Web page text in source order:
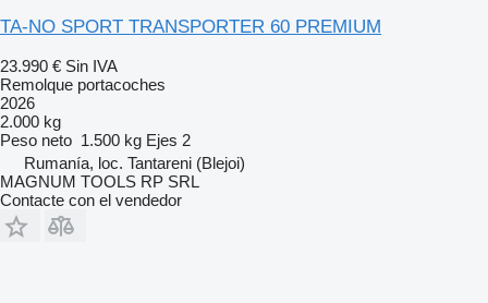
TA-NO SPORT TRANSPORTER 60 PREMIUM
23.990 € Sin IVA
Remolque portacoches
2026
2.000 kg
Peso neto 1.500 kg Ejes 2
Rumanía, loc. Tantareni (Blejoi)
MAGNUM TOOLS RP SRL
Contacte con el vendedor